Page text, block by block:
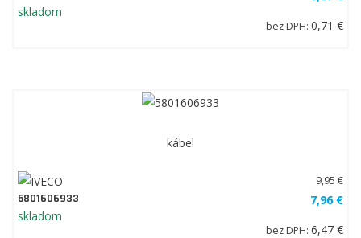
skladom
bez DPH: 0,71 €
kábel
5801606933
skladom
9,95 €
7,96 €
bez DPH: 6,47 €